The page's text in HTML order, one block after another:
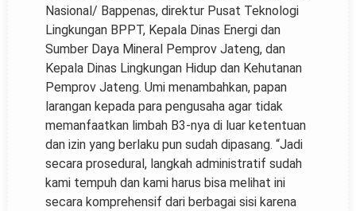
Nasional/ Bappenas, direktur Pusat Teknologi
Lingkungan BPPT, Kepala Dinas Energi dan
Sumber Daya Mineral Pemprov Jateng, dan
Kepala Dinas Lingkungan Hidup dan Kehutanan
Pemprov Jateng. Umi menambahkan, papan
larangan kepada para pengusaha agar tidak
memanfaatkan limbah B3-nya di luar ketentuan
dan izin yang berlaku pun sudah dipasang. “Jadi
secara prosedural, langkah administratif sudah
kami tempuh dan kami harus bisa melihat ini
secara komprehensif dari berbagai sisi karena